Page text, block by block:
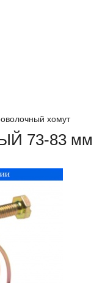
хомут
73-83 мм